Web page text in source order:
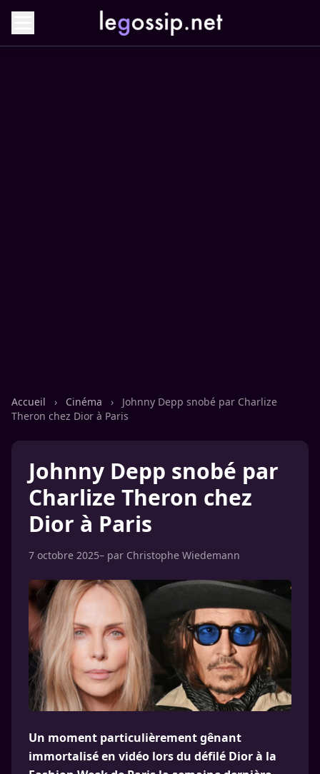
Accueil › Cinéma ›
Johnny Depp snobé par Charlize
Theron chez Dior à Paris
Johnny Depp snobé par
Charlize Theron chez
Dior à Paris
7 octobre 2025– par Christophe Wiedemann
Un moment particulièrement gênant
immortalisé en vidéo lors du défilé Dior à la